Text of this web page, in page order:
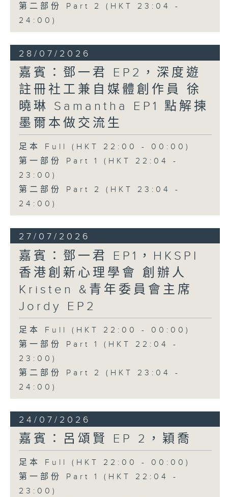
第二部份 Part 2 (HKT 23:04 -
24:00)
28/07/2026
嘉賓：鄧一君 EP2，深度遊
註冊社工兼自媒體創作員 徐
曉琳 Samantha EP1 點解揀
墨爾本做交流生
足本 Full (HKT 22:00 - 00:00)
第一部份 Part 1 (HKT 22:04 -
23:00)
第二部份 Part 2 (HKT 23:04 -
24:00)
27/07/2026
嘉賓：鄧一君 EP1，HKSPI
香港創新心理學會 創辦人
Kristen &青年委員會主席
Jordy EP2
足本 Full (HKT 22:00 - 00:00)
第一部份 Part 1 (HKT 22:04 -
23:00)
第二部份 Part 2 (HKT 23:04 -
24:00)
24/07/2026
嘉賓：呂頌賢 EP 2，穎喬
足本 Full (HKT 22:00 - 00:00)
第一部份 Part 1 (HKT 22:04 -
23:00)